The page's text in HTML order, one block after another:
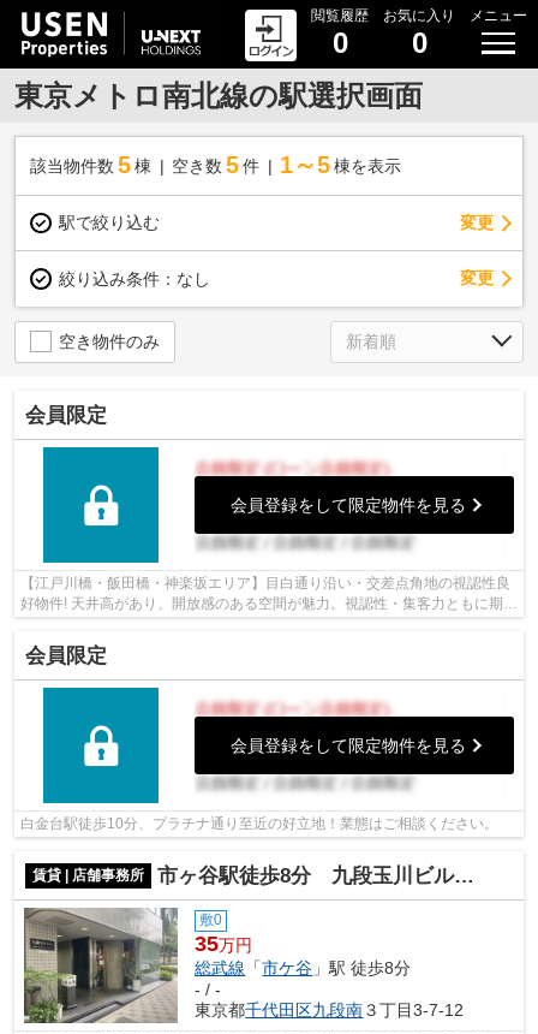
閲覧履歴
0
お気に入り
0
メニュー
東京メトロ南北線の駅選択画面
該当物件数 5棟 空き数 5 件 1～5 棟を表示
駅で絞り込む 変更
絞り込み条件： なし 変更
空き物件のみ
会員限定
会員登録をして限定物件を見る
【江戸川橋・飯田橋・神楽坂エリア】目白通り沿い・交差点角地の視認性良
好物件! 天井高があり、開放感のある空間が魅力。視認性・集客力ともに期待
会員限定
会員登録をして限定物件を見る
白金台駅徒歩10分、プラチナ通り至近の好立地！業態はご相談ください。
賃貸 | 店舗事務所 市ヶ谷駅徒歩8分 九段玉川ビル1階 37.52㎡
敷0
35万円
総武線 「市ケ谷 」駅 徒歩8分
- / -
東京都千代田区九段南３丁目3-7-12